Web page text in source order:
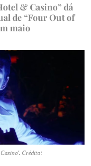
& Casino” dá
de “Four Out of
maio
Crédito: